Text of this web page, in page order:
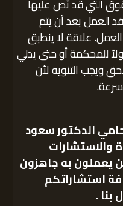
التي قد نُص عليها
العمل بعد أن يتم
العمل. علاقة لا ينطبق
للمحكمة أو حتى يدلي
ويجب التنويه لأن
الدكتور سعود
والاستشارات
يعملون به جاهزون
استشاراتكم
بنا .